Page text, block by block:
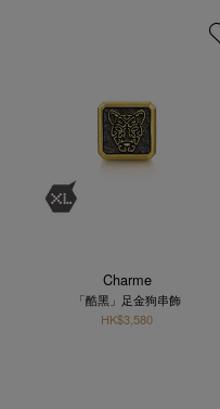
Charme
「酷黑」足金狗串飾
HK$3,580